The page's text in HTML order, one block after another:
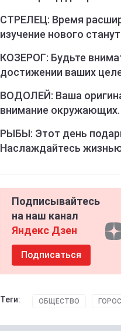
СТРЕЛЕЦ: Время
изучение нового
КОЗЕРОГ: Будьте
достижении ваших
ВОДОЛЕЙ: Ваша
внимание окружающих.
РЫБЫ: Этот день
Наслаждайтесь
Подписывайтесь
на наш канал
Яндекс Дзен
Подписаться
Теги: ОБЩЕСТВО